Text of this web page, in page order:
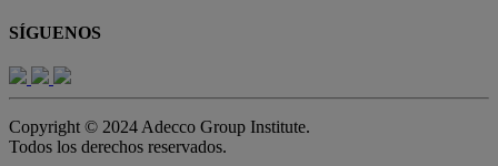
SÍGUENOS
Copyright © 2024 Adecco Group Institute.
Todos los derechos reservados.